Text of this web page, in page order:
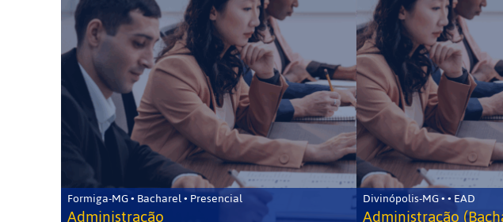
Formiga-MG • Bacharel • Presencial Divinópolis-MG • • EAD